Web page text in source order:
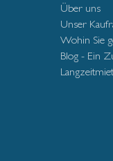
Über uns
Unser
Wohin Sie
Blog - Ein